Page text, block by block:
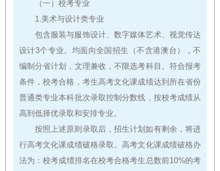
（一）校考专业
1.美术与设计类专业
包含服装与服饰设计、数字媒体艺术、视觉传达
设计3个专业。均面向全国招生（不含港澳台），不
编制分省计划，文理兼收，不限选考科目。符合报考
条件，校考合格，考生高考文化课成绩达到所在省份
普通类专业本科批次录取控制分数线，按校考成绩从
高到低择优录取和安排专业。
按照上述原则录取后，招生计划如有剩余，将进
行高考文化课成绩破格录取。高考文化课成绩破格办
法为：校考成绩排名在校考合格考生总数前10%的考